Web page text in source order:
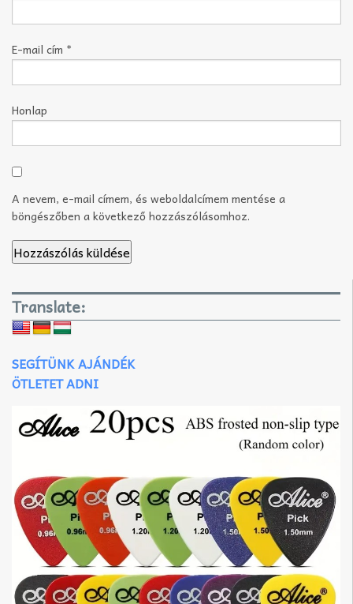
E-mail cím *
Honlap
A nevem, e-mail címem, és weboldalcímem mentése a
böngészőben a következő hozzászólásomhoz.
Translate:
SEGÍTÜNK AJÁNDÉK
ÖTLETET ADNI